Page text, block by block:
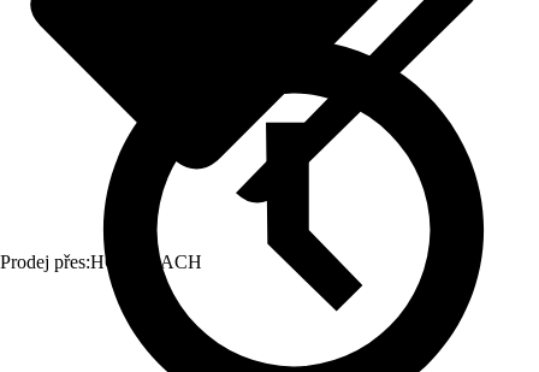
Prodej přes:HORNBACH